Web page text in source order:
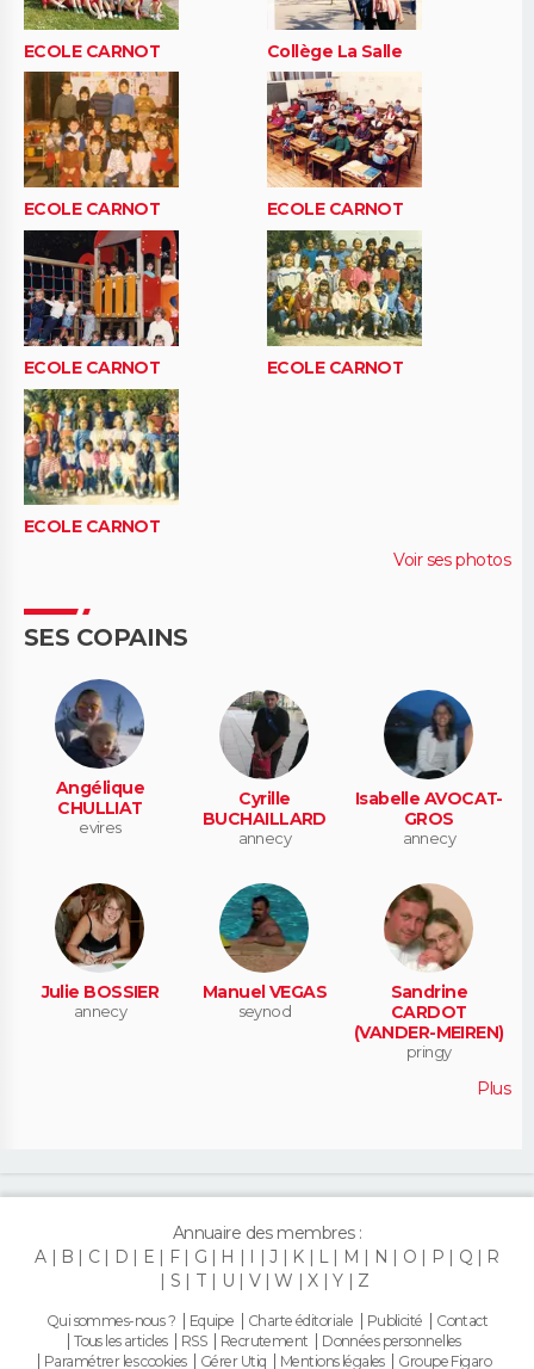
ECOLE CARNOT Collège La Salle
ECOLE CARNOT ECOLE CARNOT
ECOLE CARNOT ECOLE CARNOT
ECOLE CARNOT
Voir ses photos
SES COPAINS
Angélique
CHULLIAT
evires
Cyrille
BUCHAILLARD
annecy
Isabelle AVOCAT-
GROS
annecy
Julie BOSSIER
annecy
Manuel VEGAS
seynod
Sandrine
CARDOT
(VANDER-MEIREN)
pringy
Plus
Annuaire des membres :
A
B C D E F G H J K L M N O P Q
R
S
T U V W X Y Z
Qui sommes-nous ? Equipe Charte éditoriale Publicité
Contact
Tous les articles
RSS Recrutement
Données personnelles
Paramétrer les cookies
Gérer Utiq Mentions légales Groupe Figaro